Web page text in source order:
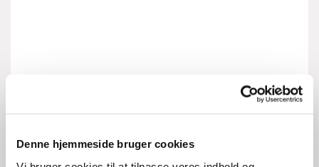
Denne hjemmeside bruger cookies